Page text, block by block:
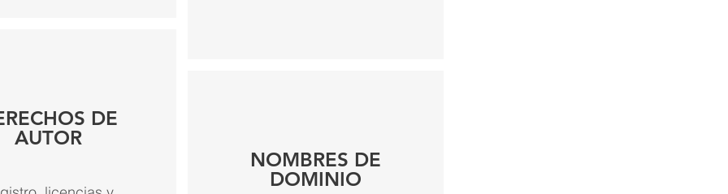
DE
AUTOR
NOMBRES DE
DOMINIO